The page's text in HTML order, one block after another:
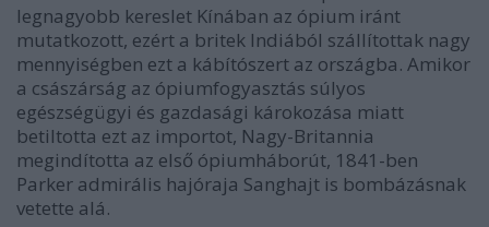
legnagyobb kereslet Kínában az ópium iránt
mutatkozott, ezért a britek Indiából szállítottak nagy
mennyiségben ezt a kábítószert az országba. Amikor
a császárság az ópiumfogyasztás súlyos
egészségügyi és gazdasági károkozása miatt
betiltotta ezt az importot, Nagy-Britannia
megindította az első ópiumháborút, 1841-ben
Parker admirális hajóraja Sanghajt is bombázásnak
vetette alá.